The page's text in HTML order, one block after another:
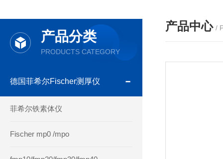
产品分类
PRODUCTS CATEGORY
德国菲希尔Fischer测厚仪
菲希尔铁素体仪
Fischer mp0 /mpo
产品中心 /